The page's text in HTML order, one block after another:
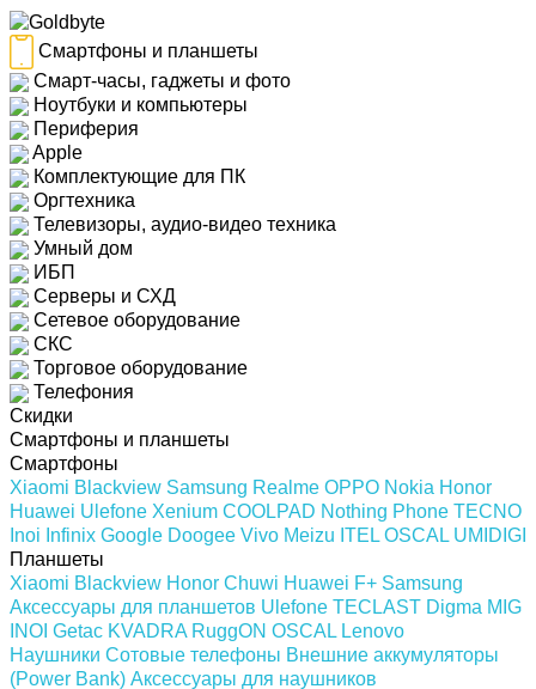
Смартфоны и планшеты
Смарт-часы, гаджеты и фото
Ноутбуки и компьютеры
Периферия
Apple
Комплектующие для ПК
Оргтехника
Телевизоры, аудио-видео техника
Умный дом
ИБП
Серверы и СХД
Сетевое оборудование
СКС
Торговое оборудование
Телефония
Скидки
Смартфоны и планшеты
Смартфоны
Xiaomi Blackview Samsung Realme OPPO Nokia Honor
Huawei Ulefone Xenium COOLPAD Nothing Phone TECNO
Inoi Infinix Google Doogee Vivo Meizu ITEL OSCAL UMIDIGI
Планшеты
Xiaomi Blackview Honor Chuwi Huawei F+ Samsung
Аксессуары для планшетов Ulefone TECLAST Digma MIG
INOI Getac KVADRA RuggON OSCAL Lenovo
Наушники Сотовые телефоны Внешние аккумуляторы
(Power Bank) Аксессуары для наушников